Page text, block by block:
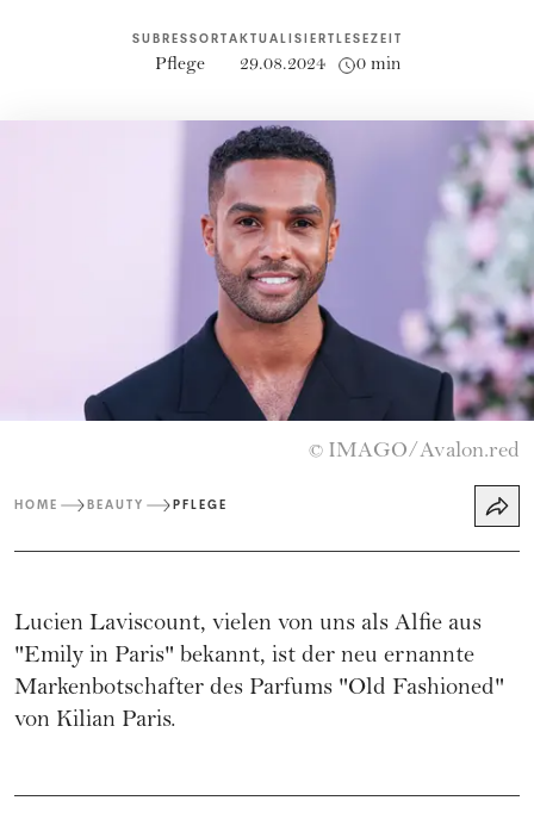
SUBRESSORT
Pflege
AKTUALISIERT
29.08.2024
LESEZEIT
0 min
© IMAGO/Avalon.red
HOME BEAUTY PFLEGE
Lucien Laviscount, vielen von uns als Alfie aus
"Emily in Paris" bekannt, ist der neu ernannte
Markenbotschafter des Parfums "Old Fashioned"
von Kilian Paris.